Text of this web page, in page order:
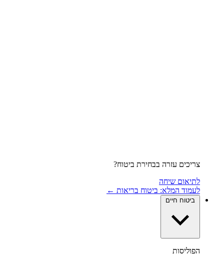
צריכים עזרה בבחירת ביטוח?
לתיאום שיחה
לעמוד המלא: ביטוח בריאות ←
ביטוח חיים
הפוליסות